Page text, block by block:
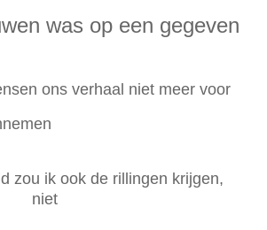
was op een gegeven
ons verhaal niet meer voor
zou ik ook de rillingen krijgen,
niet